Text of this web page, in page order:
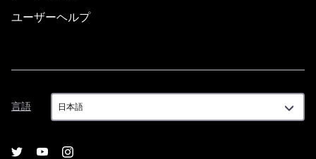
ユーザーヘルプ
言語
言
語